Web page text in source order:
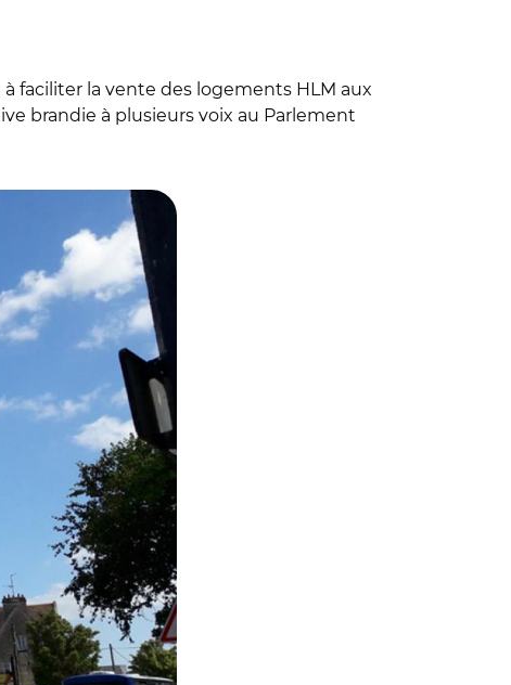
faciliter la vente des logements HLM aux
brandie à plusieurs voix au Parlement